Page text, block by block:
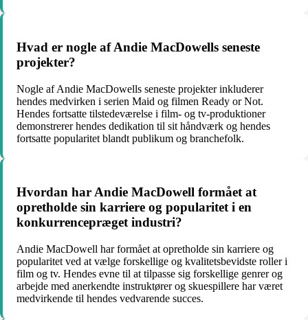
Hvad er nogle af Andie MacDowells seneste
projekter?
Nogle af Andie MacDowells seneste projekter inkluderer
hendes medvirken i serien Maid og filmen Ready or Not.
Hendes fortsatte tilstedeværelse i film- og tv-produktioner
demonstrerer hendes dedikation til sit håndværk og hendes
fortsatte popularitet blandt publikum og branchefolk.
Hvordan har Andie MacDowell formået at
opretholde sin karriere og popularitet i en
konkurrencepræget industri?
Andie MacDowell har formået at opretholde sin karriere og
popularitet ved at vælge forskellige og kvalitetsbevidste roller i
film og tv. Hendes evne til at tilpasse sig forskellige genrer og
arbejde med anerkendte instruktører og skuespillere har været
medvirkende til hendes vedvarende succes.